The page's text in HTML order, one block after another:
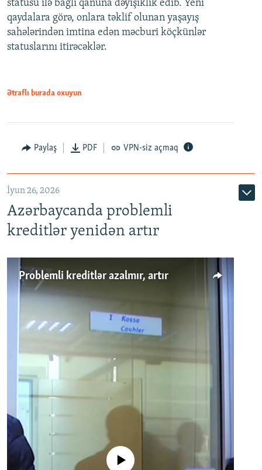
Auto 240p 360p 480p
720p 1080p
480p
720p
statusu ilə bağlı qanuna dəyişiklik edib. Yeni
qaydalara görə, onlara təklif olunan yaşayış
sahələrindən imtina edən məcburi köçkünlər
statuslarını itirəcəklər.
Ətraflı burada oxuyun
Paylaş PDF VPN-siz açmaq
İyun 26, 2026
Azərbaycanda problemli
kreditlər yenidən artır
Problemli kreditlər azalmır, artır
No media source currently available